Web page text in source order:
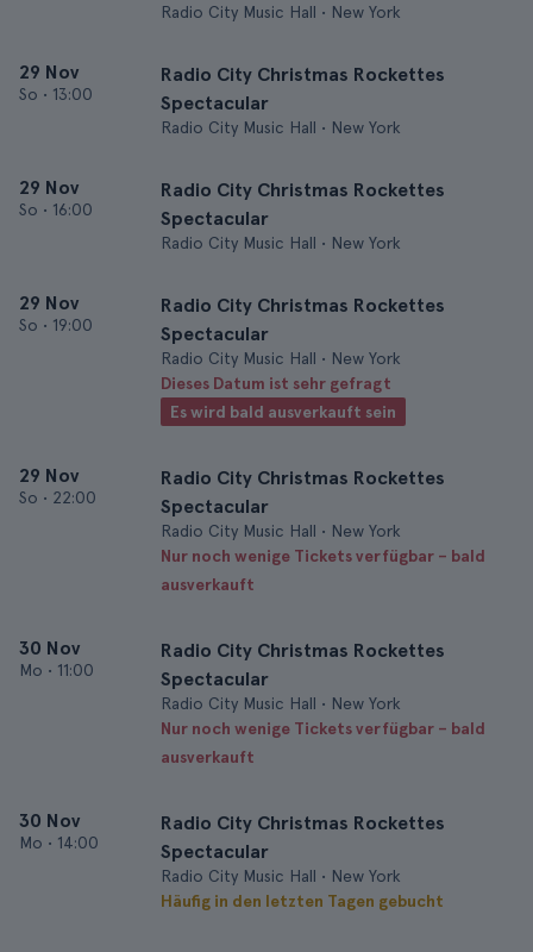
Radio City Music Hall • New York
29 Nov
So • 13:00
Radio City Christmas Rockettes
Spectacular
Radio City Music Hall • New York
29 Nov
So • 16:00
Radio City Christmas Rockettes
Spectacular
Radio City Music Hall • New York
29 Nov
So • 19:00
Radio City Christmas Rockettes
Spectacular
Radio City Music Hall • New York
Dieses Datum ist sehr gefragt
Es wird bald ausverkauft sein
29 Nov
So • 22:00
Radio City Christmas Rockettes
Spectacular
Radio City Music Hall • New York
Nur noch wenige Tickets verfügbar – bald
ausverkauft
30 Nov
Mo • 11:00
Radio City Christmas Rockettes
Spectacular
Radio City Music Hall • New York
Nur noch wenige Tickets verfügbar – bald
ausverkauft
30 Nov
Mo • 14:00
Radio City Christmas Rockettes
Spectacular
Radio City Music Hall • New York
Häufig in den letzten Tagen gebucht